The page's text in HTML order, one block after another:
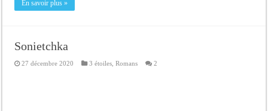
En savoir plus »
Sonietchka
27 décembre 2020 3 étoiles ,Romans 2